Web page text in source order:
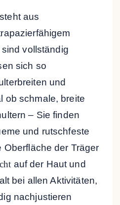
aus
vollständig
sich so
und
ob schmale, breite
– Sie finden
und rutschfeste
Oberfläche der Träger
auf der Haut und
bei allen Aktivitäten,
nachjustieren